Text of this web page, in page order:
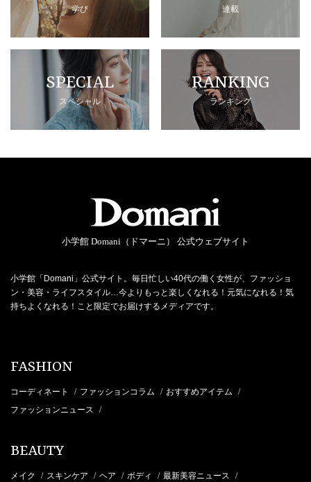
学び 連載
SPECIAL
スペシャル
RANKING
ランキング
小学館 Domani（ドマーニ） 公式ウェブサイト
小学館「Domani」公式サイト。毎日忙しい40代の働く女性が、ファッショ
ン・美容・ライフスタイル…今よりもっと楽しくなれる！元気になれる！気
持ちよくなれる！こと限定でお届けするメディアです。
FASHION
コーディネート / ファッションコラム / おすすめアイテム /
ファッションニュース /
BEAUTY
メイク / スキンケア / ヘア / ボディ / 最新美容ニュース /